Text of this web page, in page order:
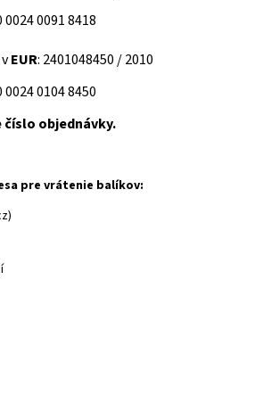
0024 0091 8418
EUR: 2401048450 / 2010
0024 0104 8450
číslo objednávky.
pre vrátenie balíkov: